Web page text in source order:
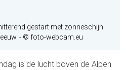
gestart met zonneschijn
- © foto-webcam.eu
is de lucht boven de Alpen